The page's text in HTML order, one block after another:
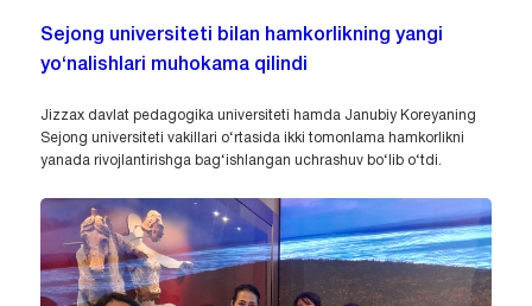
Sejong universiteti bilan hamkorlikning yangi
yo‘nalishlari muhokama qilindi
Jizzax davlat pedagogika universiteti hamda Janubiy Koreyaning
Sejong universiteti vakillari o‘rtasida ikki tomonlama hamkorlikni
yanada rivojlantirishga bag‘ishlangan uchrashuv bo‘lib o‘tdi.